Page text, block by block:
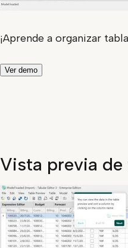
¡Aprende a organizar
Ver demo
Vista previa